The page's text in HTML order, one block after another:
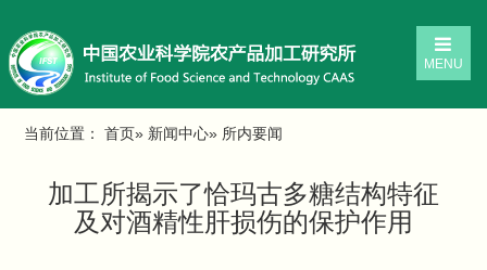
MENU
当前位置：首页» 新闻中心» 所内要闻
加工所揭示了恰玛古多糖结构特征
及对酒精性肝损伤的保护作用